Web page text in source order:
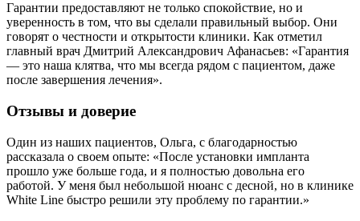
Гарантии предоставляют не только спокойствие, но и
уверенность в том, что вы сделали правильный выбор. Они
говорят о честности и открытости клиники. Как отметил
главный врач Дмитрий Александрович Афанасьев: «Гарантия
— это наша клятва, что мы всегда рядом с пациентом, даже
после завершения лечения».
Отзывы и доверие
Один из наших пациентов, Ольга, с благодарностью
рассказала о своем опыте: «После установки импланта
прошло уже больше года, и я полностью довольна его
работой. У меня был небольшой нюанс с десной, но в клинике
White Line быстро решили эту проблему по гарантии.»